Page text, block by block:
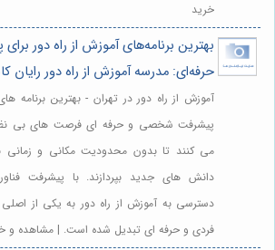
خرید
بهترین برنامه‌های آموزش از راه دور
حرفه‌ای: مدرسه آموزش از راه دور رایان
آموزش از راه دور در تهران - بهترین برنامه
پیشرفت شخصی و حرفه ای فرصت های بی
می کنند تا بدون محدودیت مکانی و زمانی
دانش های جدید بپردازند. با پیشرفت
دسترسی به آموزش از راه دور به یکی از
فردی و حرفه ای تبدیل شده است. | مشاهده و